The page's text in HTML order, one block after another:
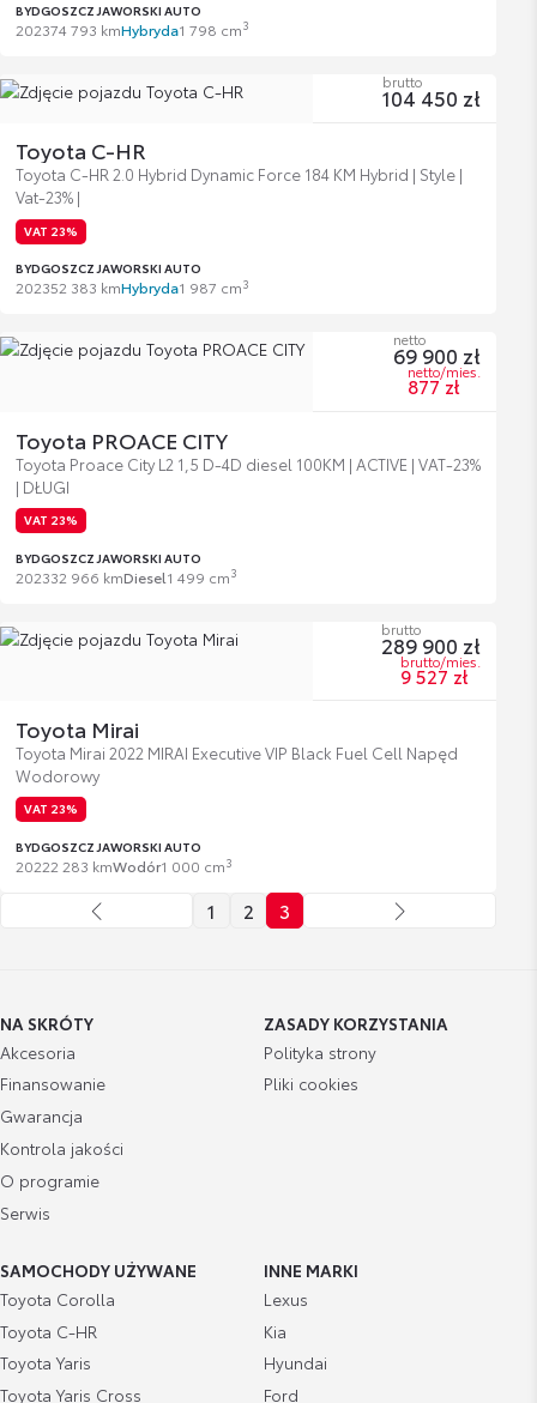
BYDGOSZCZ JAWORSKI AUTO
202374 793 kmHybryda1 798 cm3
Toyota C-HR
Toyota C-HR 2.0 Hybrid Dynamic Force 184 KM Hybrid | Style |
Vat-23% |
VAT 23%
BYDGOSZCZ JAWORSKI AUTO
202352 383 kmHybryda1 987 cm3
brutto
104 450 zł
Toyota PROACE CITY
Toyota Proace City L2 1,5 D-4D diesel 100KM | ACTIVE | VAT-23%
| DŁUGI
VAT 23%
BYDGOSZCZ JAWORSKI AUTO
202332 966 kmDiesel1 499 cm3
netto
69 900 zł
netto/mies.
877 zł
Toyota Mirai
Toyota Mirai 2022 MIRAI Executive VIP Black Fuel Cell Napęd
Wodorowy
VAT 23%
BYDGOSZCZ JAWORSKI AUTO
20222 283 kmWodór1 000 cm3
brutto
289 900 zł
brutto/mies.
9 527 zł
1 2 3
NA SKRÓTY
Akcesoria
Finansowanie
Gwarancja
Kontrola jakości
O programie
Serwis
ZASADY KORZYSTANIA
Polityka strony
Pliki cookies
SAMOCHODY UŻYWANE
Toyota Corolla
Toyota C-HR
Toyota Yaris
Toyota Yaris Cross
INNE MARKI
Lexus
Kia
Hyundai
Ford